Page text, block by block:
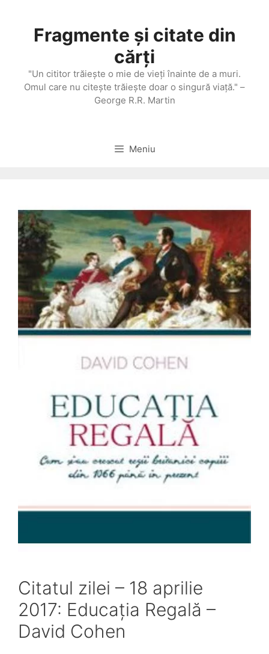
conținutFragmente și citate din
cărți
"Un cititor trăieşte o mie de vieţi înainte de a muri.
Omul care nu citeşte trăieşte doar o singură viaţă." –
George R.R. Martin
Meniu
Citatul zilei – 18 aprilie
2017: Educația Regală –
David Cohen